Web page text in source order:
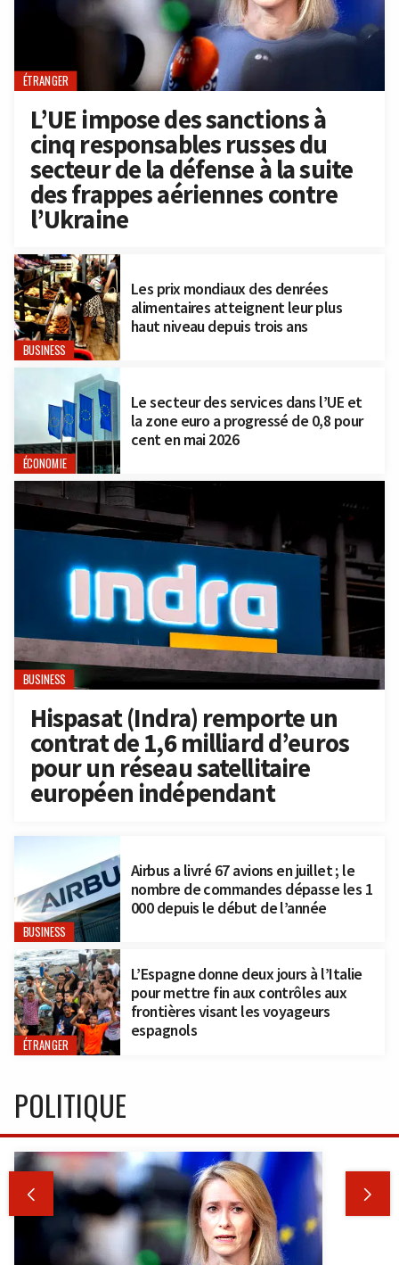
ÉTRANGER
L’UE impose des sanctions à
cinq responsables russes du
secteur de la défense à la suite
des frappes aériennes contre
l’Ukraine
BUSINESS
Les prix mondiaux des denrées
alimentaires atteignent leur plus
haut niveau depuis trois ans
ÉCONOMIE
Le secteur des services dans l’UE et
la zone euro a progressé de 0,8 pour
cent en mai 2026
BUSINESS
Hispasat (Indra) remporte un
contrat de 1,6 milliard d’euros
pour un réseau satellitaire
européen indépendant
BUSINESS
Airbus a livré 67 avions en juillet ; le
nombre de commandes dépasse les 1
000 depuis le début de l’année
ÉTRANGER
L’Espagne donne deux jours à l’Italie
pour mettre fin aux contrôles aux
frontières visant les voyageurs
espagnols
POLITIQUE
 